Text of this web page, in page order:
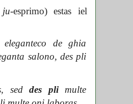
ju-esprimo) estas iel
de ghia
salono, des pli
seddes plimulte